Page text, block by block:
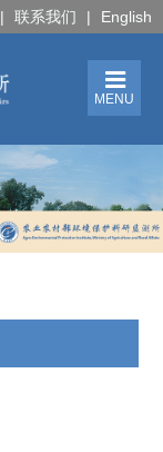
| 联系我们 | English
MENU